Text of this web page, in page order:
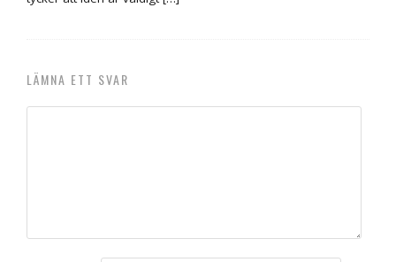
LÄMNA ETT SVAR